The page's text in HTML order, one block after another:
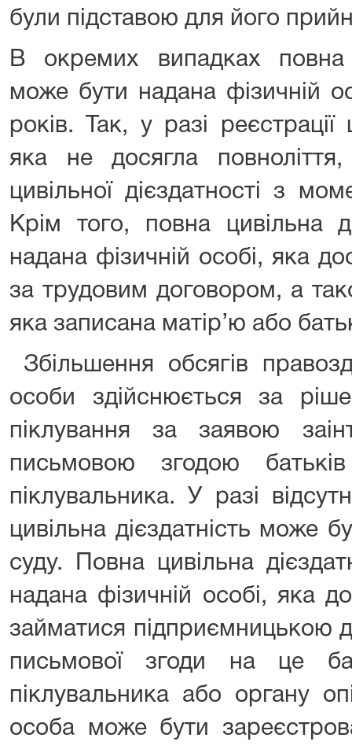
були підставою для його
В окремих випадках повна
може бути надана фізичній
років. Так, у разі
яка не досягла
цивільної дієздатності з
Крім того, повна цивільна
надана фізичній особі, яка
за трудовим договором, а
яка записана матір’ю або
Збільшення обсягів
особи здійснюється за
піклування за заявою
письмовою згодою
піклувальника. У разі
цивільна дієздатність може
суду. Повна цивільна
надана фізичній особі, яка
займатися підприємницькою
письмової згоди на це
піклувальника або органу
особа може бути